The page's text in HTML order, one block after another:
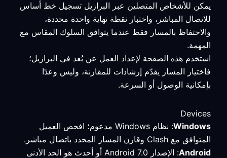
يمكن للأشخاص المتصلين عبر البرازيل تسجيل خط أساس
للاتصال المباشر، واختبار نقطة نهاية واحدة محددة،
والاحتفاظ بالمسار فقط عندما يتوافق السلوك المقاس مع
المهمة.
استخدم هذه الصفحة لإعداد العمل عن بُعد في البرازيل؛
فاختيار المسار يقدّم إرشادات للمقارنة، وليس وعدًا
بإمكانية الوصول أو السرعة.
Devices
Windows
: نظام Windows مدعوم؛ افحص العميل
المتوافق مع Clash وقارن المسار المحدد باتصال مباشر.
Android
: الإصدار Android 7.0 أو أحدث هو الحد الأدنى